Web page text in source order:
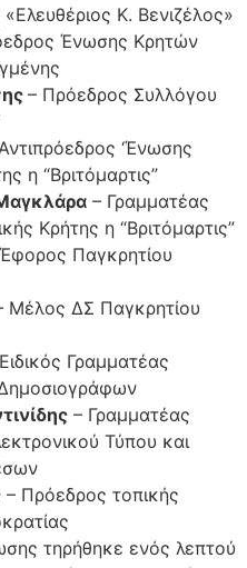
Κ. Βενιζέλος»
Ένωσης Κρητών
– Πρόεδρος Συλλόγου
‘Ένωσης
η “Βριτόμαρτις”
– Γραμματέας
Κρήτης η “Βριτόμαρτις”
Παγκρητίου
Μέλος ΔΣ Παγκρητίου
Γραμματέας
– Γραμματέας
Τύπου και
– Πρόεδρος τοπικής
τηρήθηκε ενός λεπτού